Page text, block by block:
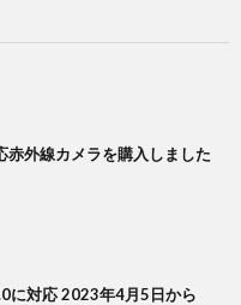
外線カメラを購入しました
に対応 2023年4月5日から